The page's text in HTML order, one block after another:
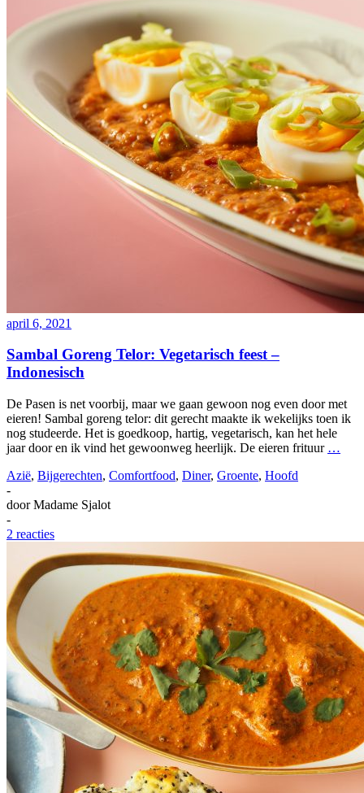
april 6, 2021
Sambal Goreng Telor: Vegetarisch feest –
Indonesisch
De Pasen is net voorbij, maar we gaan gewoon nog even door met
eieren! Sambal goreng telor: dit gerecht maakte ik wekelijks toen ik
nog studeerde. Het is goedkoop, hartig, vegetarisch, kan het hele
jaar door en ik vind het gewoonweg heerlijk. De eieren frituur …
Azië, Bijgerechten, Comfortfood, Diner, Groente, Hoofd
-
doorMadame Sjalot
-
2 reacties